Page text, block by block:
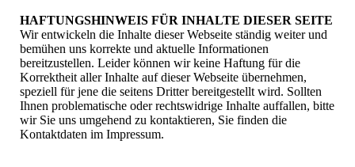
HAFTUNGSHINWEIS FÜR INHALTE DIESER SEITE
Wir entwickeln die Inhalte dieser Webseite ständig weiter und
bemühen uns korrekte und aktuelle Informationen
bereitzustellen. Leider können wir keine Haftung für die
Korrektheit aller Inhalte auf dieser Webseite übernehmen,
speziell für jene die seitens Dritter bereitgestellt wird. Sollten
Ihnen problematische oder rechtswidrige Inhalte auffallen, bitte
wir Sie uns umgehend zu kontaktieren, Sie finden die
Kontaktdaten im Impressum.